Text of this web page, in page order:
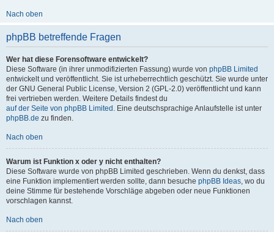
Nach oben
phpBB betreffende Fragen
Wer hat diese Forensoftware entwickelt?
Diese Software (in ihrer unmodifizierten Fassung) wurde von phpBB Limited
entwickelt und veröffentlicht. Sie ist urheberrechtlich geschützt. Sie wurde unter
der GNU General Public License, Version 2 (GPL-2.0) veröffentlicht und kann
frei vertrieben werden. Weitere Details findest du
auf der Seite von phpBB Limited . Eine deutschsprachige Anlaufstelle ist unter
phpBB.de zu finden.
Nach oben
Warum ist Funktion x oder y nicht enthalten?
Diese Software wurde von phpBB Limited geschrieben. Wenn du denkst, dass
eine Funktion implementiert werden sollte, dann besuche phpBB Ideas , wo du
deine Stimme für bestehende Vorschläge abgeben oder neue Funktionen
vorschlagen kannst.
Nach oben